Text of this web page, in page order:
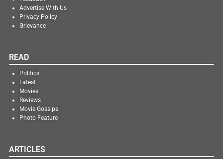
Advertise With Us
Privacy Policy
Grievance
READ
Politics
Latest
Movies
Reviews
Movie Gossips
Photo Feature
ARTICLES